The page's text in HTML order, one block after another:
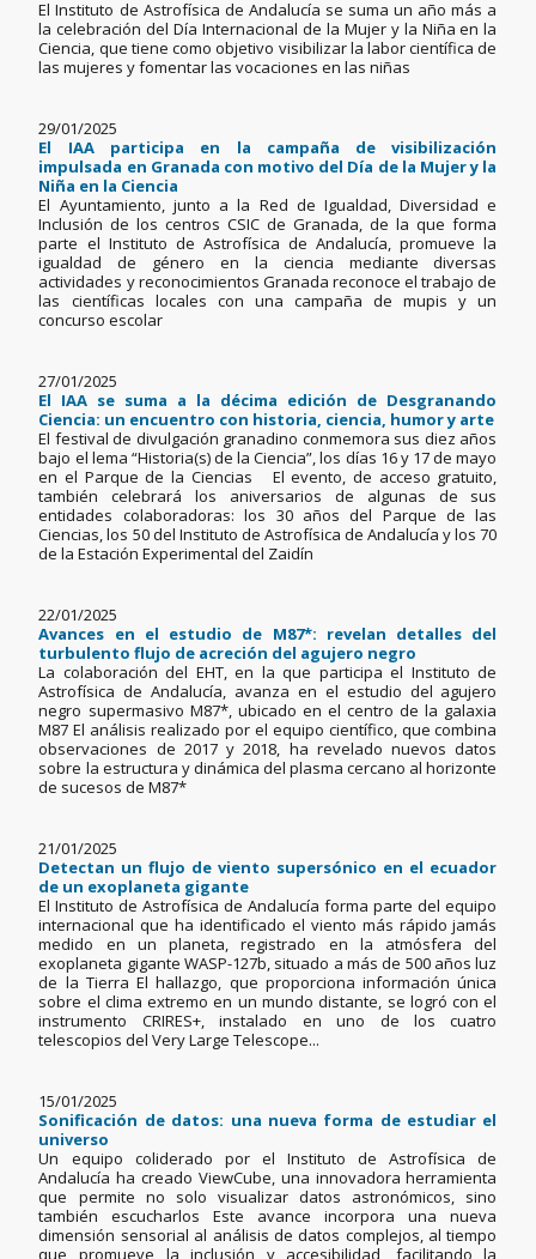
El Instituto de Astrofísica de Andalucía se suma un año más a
la celebración del Día Internacional de la Mujer y la Niña en la
Ciencia, que tiene como objetivo visibilizar la labor científica de
las mujeres y fomentar las vocaciones en las niñas
29/01/2025
El IAA participa en la campaña de visibilización
impulsada en Granada con motivo del Día de la Mujer y la
Niña en la Ciencia
El Ayuntamiento, junto a la Red de Igualdad, Diversidad e
Inclusión de los centros CSIC de Granada, de la que forma
parte el Instituto de Astrofísica de Andalucía, promueve la
igualdad de género en la ciencia mediante diversas
actividades y reconocimientos Granada reconoce el trabajo de
las científicas locales con una campaña de mupis y un
concurso escolar
27/01/2025
El IAA se suma a la décima edición de Desgranando
Ciencia: un encuentro con historia, ciencia, humor y arte
El festival de divulgación granadino conmemora sus diez años
bajo el lema “Historia(s) de la Ciencia”, los días 16 y 17 de mayo
en el Parque de la Ciencias El evento, de acceso gratuito,
también celebrará los aniversarios de algunas de sus
entidades colaboradoras: los 30 años del Parque de las
Ciencias, los 50 del Instituto de Astrofísica de Andalucía y los 70
de la Estación Experimental del Zaidín
22/01/2025
Avances en el estudio de M87*: revelan detalles del
turbulento flujo de acreción del agujero negro
La colaboración del EHT, en la que participa el Instituto de
Astrofísica de Andalucía, avanza en el estudio del agujero
negro supermasivo M87*, ubicado en el centro de la galaxia
M87 El análisis realizado por el equipo científico, que combina
observaciones de 2017 y 2018, ha revelado nuevos datos
sobre la estructura y dinámica del plasma cercano al horizonte
de sucesos de M87*
21/01/2025
Detectan un flujo de viento supersónico en el ecuador
de un exoplaneta gigante
El Instituto de Astrofísica de Andalucía forma parte del equipo
internacional que ha identificado el viento más rápido jamás
medido en un planeta, registrado en la atmósfera del
exoplaneta gigante WASP-127b, situado a más de 500 años luz
de la Tierra El hallazgo, que proporciona información única
sobre el clima extremo en un mundo distante, se logró con el
instrumento CRIRES+, instalado en uno de los cuatro
telescopios del Very Large Telescope...
15/01/2025
Sonificación de datos: una nueva forma de estudiar el
universo
Un equipo coliderado por el Instituto de Astrofísica de
Andalucía ha creado ViewCube, una innovadora herramienta
que permite no solo visualizar datos astronómicos, sino
también escucharlos Este avance incorpora una nueva
dimensión sensorial al análisis de datos complejos, al tiempo
que promueve la inclusión y accesibilidad, facilitando la